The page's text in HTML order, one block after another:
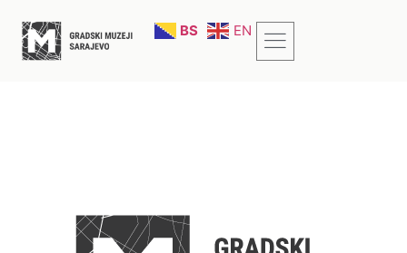
BS EN